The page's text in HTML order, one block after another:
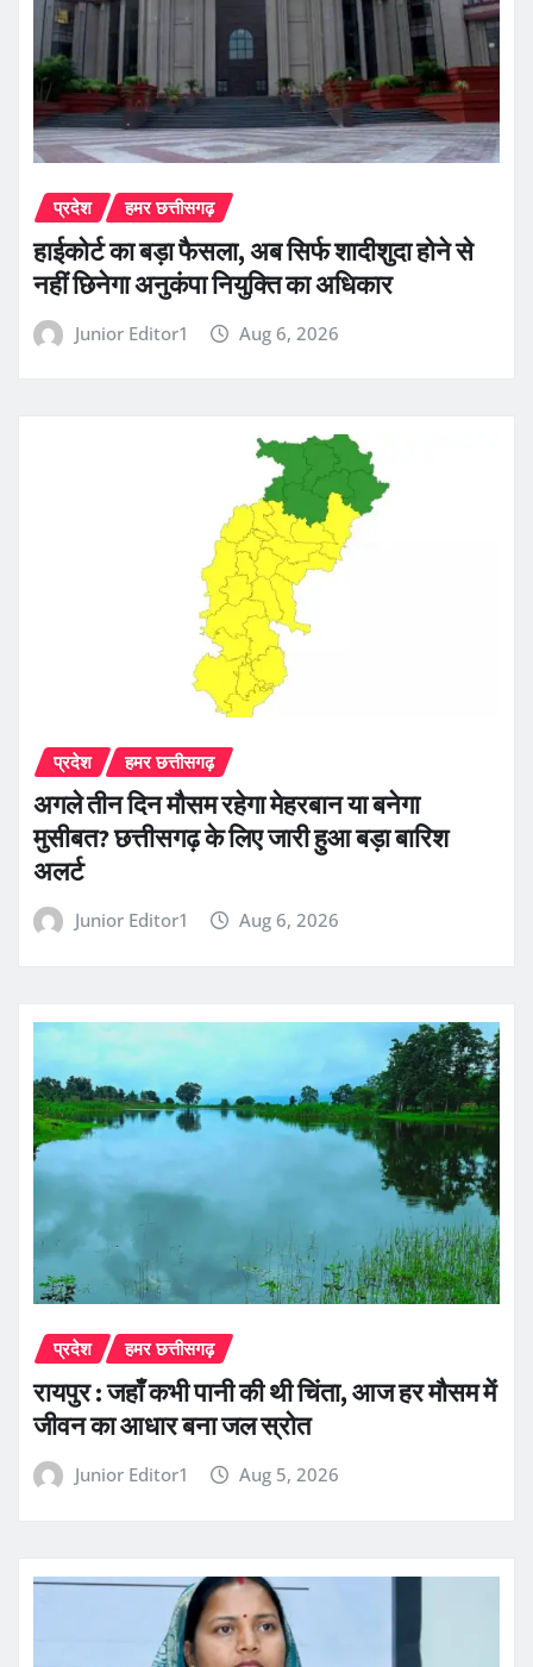
प्रदेश हमर छत्तीसगढ़
हाईकोर्ट का बड़ा फैसला, अब सिर्फ शादीशुदा होने से
नहीं छिनेगा अनुकंपा नियुक्ति का अधिकार
Junior Editor1 Aug 6, 2026
प्रदेश हमर छत्तीसगढ़
अगले तीन दिन मौसम रहेगा मेहरबान या बनेगा
मुसीबत? छत्तीसगढ़ के लिए जारी हुआ बड़ा बारिश
अलर्ट
Junior Editor1 Aug 6, 2026
प्रदेश हमर छत्तीसगढ़
रायपुर : जहाँ कभी पानी की थी चिंता, आज हर मौसम में
जीवन का आधार बना जल स्रोत
Junior Editor1 Aug 5, 2026